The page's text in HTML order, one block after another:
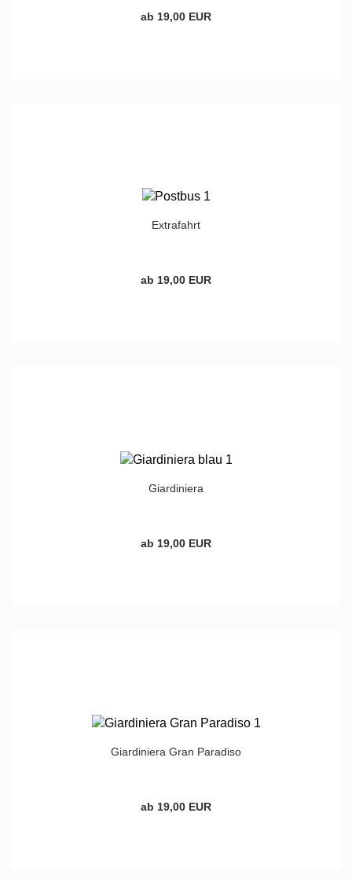
ab 19,00 EUR
Extrafahrt
ab 19,00 EUR
Giardiniera
ab 19,00 EUR
Giardiniera Gran Paradiso
ab 19,00 EUR